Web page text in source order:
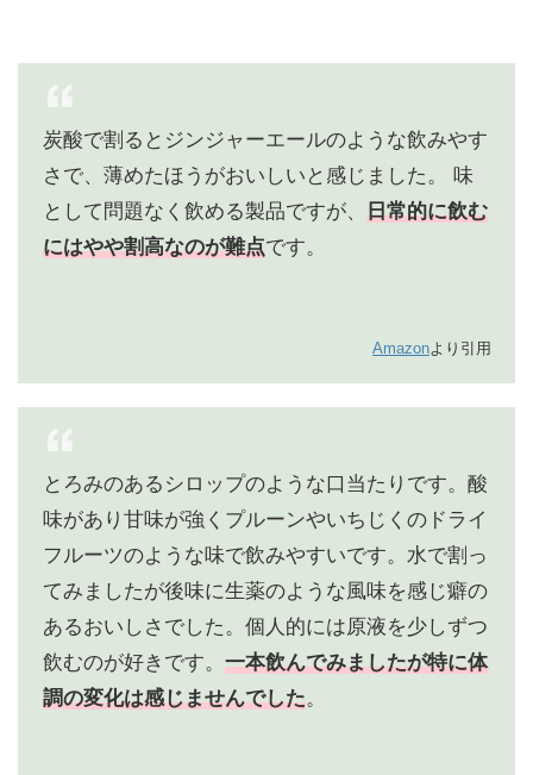
炭酸で割るとジンジャーエールのような飲みやす
さで、薄めたほうがおいしいと感じました。
味
として問題なく飲める製品ですが、 日常的に飲む
にはやや割高なのが難点です。
Amazonより引用
とろみのあるシロップのような口当たりです。酸
味があり甘味が強くプルーンやいちじくのドライ
フルーツのような味で飲みやすいです。水で割っ
てみましたが後味に生薬のような風味を感じ癖の
あるおいしさでした。個人的には原液を少しずつ
飲むのが好きです。 一本飲んでみましたが特に体
調の変化は感じませんでした。